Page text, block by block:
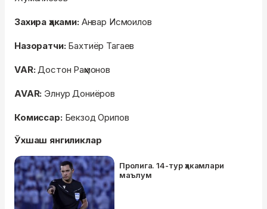
Захира ҳаками:Анвар Исмоилов
Назоратчи: Бахтиёр Тагаев
VAR: Достон Раҳмонов
AVAR: Элнур Дониёров
Комиссар: Бекзод Орипов
Ўхшаш янгиликлар
Пролига. 14-тур ҳакамлари
маълум